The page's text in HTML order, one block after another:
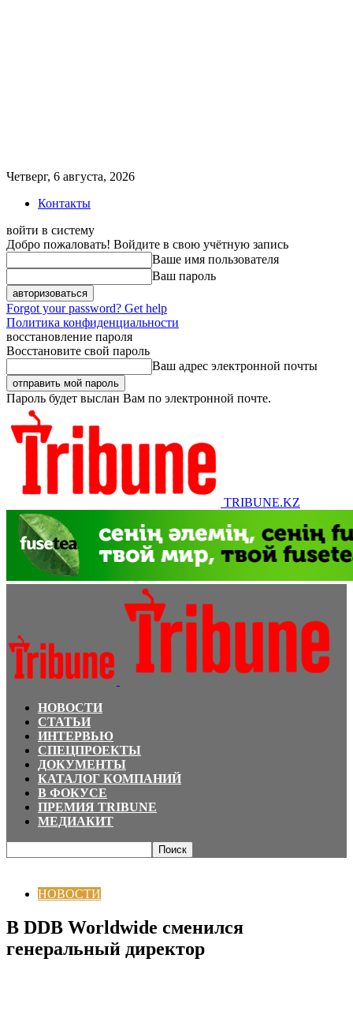
Четверг, 6 августа, 2026
Контакты
войти в систему
Добро пожаловать! Войдите в свою учётную запись
Ваше имя пользователя
Ваш пароль
Forgot your password? Get help
Политика конфиденциальности
восстановление пароля
Восстановите свой пароль
Ваш адрес электронной почты
Пароль будет выслан Вам по электронной почте.
TRIBUNE.KZ
НОВОСТИ
СТАТЬИ
ИНТЕРВЬЮ
СПЕЦПРОЕКТЫ
ДОКУМЕНТЫ
КАТАЛОГ КОМПАНИЙ
В ФОКУСЕ
ПРЕМИЯ TRIBUNE
МЕДИАКИТ
НОВОСТИ
В DDB Worldwide сменился
генеральный директор